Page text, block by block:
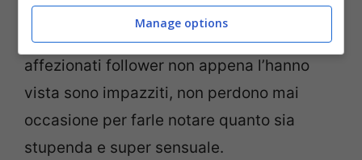
anche in versione acqua e sapone è bella
da togliere il fiato. I suoi tantissimi e
affezionati follower non appena l’hanno
vista sono impazziti, non perdono mai
occasione per farle notare quanto sia
stupenda e super sensuale.
Manage options